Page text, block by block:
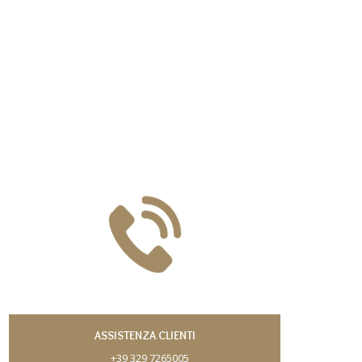
ASSISTENZA CLIENTI
+39 329 7265005